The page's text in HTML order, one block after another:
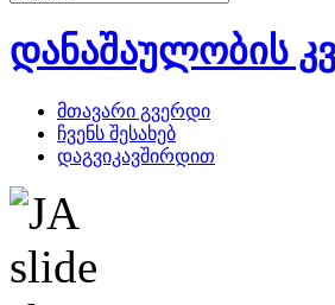
დანაშაულობის
მთავარი გვერდი
ჩვენს შესახებ
დაგვიკავშირდით